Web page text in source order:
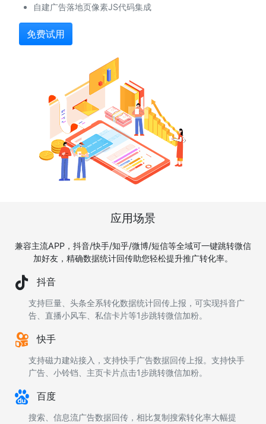
自建广告落地页像素JS代码集成
免费试用
应用场景
兼容主流APP，抖音/快手/知乎/微博/短信等全域可一键跳转微信
加好友，精确数据统计回传助您轻松提升推广转化率。
抖音
支持巨量、头条全系转化数据统计回传上报，可实现抖音广
告、直播小风车、私信卡片等1步跳转微信加粉。
快手
支持磁力建站接入，支持快手广告数据回传上报。支持快手
广告、小铃铛、主页卡片点击1步跳转微信加粉。
百度
搜索、信息流广告数据回传，相比复制搜索转化率大幅提